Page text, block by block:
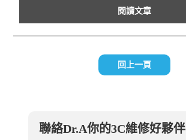
閱讀文章
回上一頁
聯絡Dr.A你的3C維修好夥伴